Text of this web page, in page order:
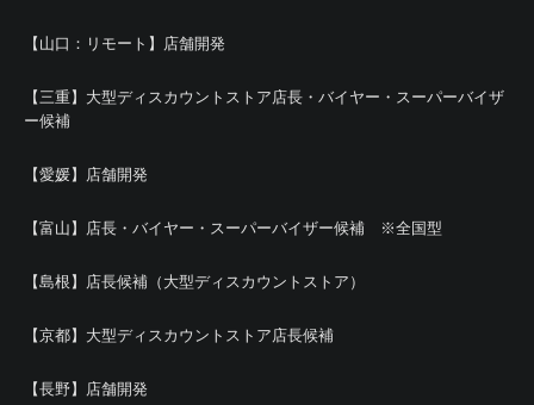
【山口：リモート】店舗開発
【三重】大型ディスカウントストア店長・バイヤー・スーパーバイザ
ー候補
【愛媛】店舗開発
【富山】店長・バイヤー・スーパーバイザー候補 ※全国型
【島根】店長候補（大型ディスカウントストア）
【京都】大型ディスカウントストア店長候補
【長野】店舗開発